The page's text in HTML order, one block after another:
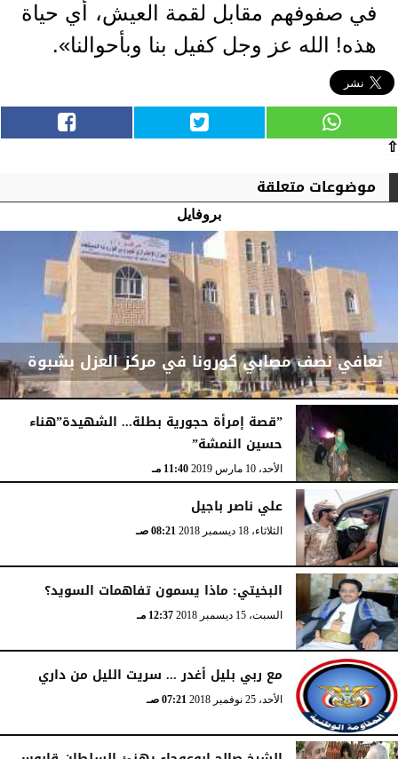
في صفوفهم مقابل لقمة العيش، أي حياة
هذه! الله عز وجل كفيل بنا وبأحوالنا».
⇧
موضوعات متعلقة
بروفايل
تعافي نصف مصابي كورونا في مركز العزل بشبوة
03:09 صـ
”قصة إمرأة حجورية بطلة... الشهيدة”هناء
حسين النمشة”
الأحد، 10 مارس 2019 11:40 مـ
علي ناصر باجيل
الثلاثاء، 18 ديسمبر 2018 08:21 صـ
البخيتي: ماذا يسمون تفاهمات السويد؟
السبت، 15 ديسمبر 2018 12:37 مـ
مع ربي بليل أغدر ... سريت الليل من داري
الأحد، 25 نوفمبر 2018 07:21 صـ